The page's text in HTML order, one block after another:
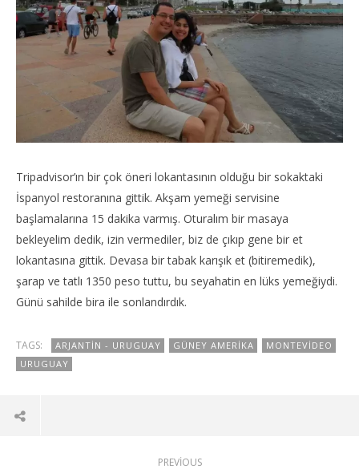
Tripadvisor’ın bir çok öneri lokantasının olduğu bir sokaktaki
İspanyol restoranına gittik. Akşam yemeği servisine
başlamalarına 15 dakika varmış. Oturalım bir masaya
bekleyelim dedik, izin vermediler, biz de çıkıp gene bir et
lokantasına gittik. Devasa bir tabak karışık et (bitiremedik),
şarap ve tatlı 1350 peso tuttu, bu seyahatin en lüks yemeğiydi.
Günü sahilde bira ile sonlandırdık.
TAGS: ARJANTIN - URUGUAY GÜNEY AMERIKA
MONTEVIDEO
URUGUAY
PREVIOUS